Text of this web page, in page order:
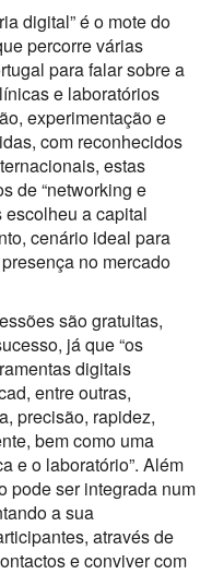
digital” é o mote do
percorre várias
para falar sobre a
e laboratórios
experimentação e
com reconhecidos
estas
de “networking e
escolheu a capital
cenário ideal para
no mercado
são gratuitas,
já que “os
digitais
entre outras,
precisão, rapidez,
bem como uma
e o laboratório”. Além
pode ser integrada num
a sua
através de
e conviver com